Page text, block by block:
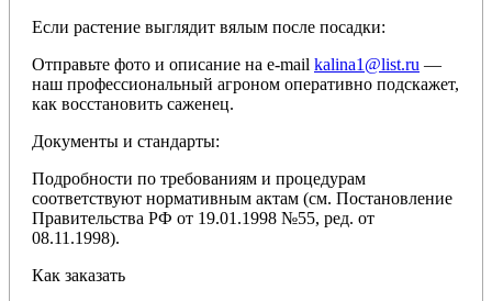
Если растение выглядит вялым после посадки:
Отправьте фото и описание на e-mail kalina1@list.ru —
наш профессиональный агроном оперативно подскажет,
как восстановить саженец.
Документы и стандарты:
Подробности по требованиям и процедурам
соответствуют нормативным актам (см. Постановление
Правительства РФ от 19.01.1998 №55, ред. от
08.11.1998).
Как заказать